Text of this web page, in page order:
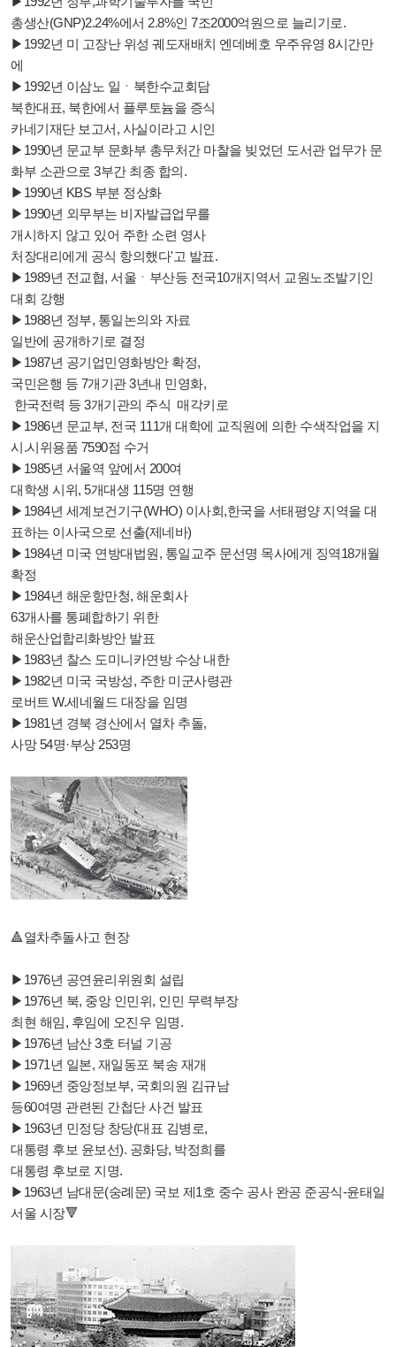
총생산(GNP)2.24%에서 2.8%인 7조2000억원으로 늘리기로.
▶1992년 미 고장난 위성 궤도재배치 엔데베호 우주유영 8시간만
에
▶1992년 이삼노 일ㆍ북한수교회담
북한대표, 북한에서 플루토늄을 증식
카네기재단 보고서, 사실이라고 시인
▶1990년 문교부 문화부 총무처간 마찰을 빚었던 도서관 업무가 문
화부 소관으로 3부간 최종 합의.
▶1990년 KBS 부분 정상화
▶1990년 외무부는 비자발급업무를
개시하지 않고 있어 주한 소련 영사
처장대리에게 공식 항의했다'고 발표.
▶1989년 전교협, 서울ㆍ부산등 전국10개지역서 교원노조발기인
대회 강행
▶1988년 정부, 통일논의와 자료
일반에 공개하기로 결정
▶1987년 공기업민영화방안 확정,
국민은행 등 7개기관 3년내 민영화,
한국전력 등 3개기관의 주식 매각키로
▶1986년 문교부, 전국 111개 대학에 교직원에 의한 수색작업을 지
시.시위용품 7590점 수거
▶1985년 서울역 앞에서 200여
대학생 시위, 5개대생 115명 연행
▶1984년 세계보건기구(WHO) 이사회,한국을 서태평양 지역을 대
표하는 이사국으로 선출(제네바)
▶1984년 미국 연방대법원, 통일교주 문선명 목사에게 징역18개월
확정
▶1984년 해운항만청, 해운회사
63개사를 통폐합하기 위한
해운산업합리화방안 발표
▶1983년 찰스 도미니카연방 수상 내한
▶1982년 미국 국방성, 주한 미군사령관
로버트 W.세네월드 대장을 임명
▶1981년 경북 경산에서 열차 추돌,
사망 54명·부상 253명
🔺️열차추돌사고 현장
▶1976년 공연윤리위원회 설립
▶1976년 북, 중앙 인민위, 인민 무력부장
최현 해임, 후임에 오진우 임명.
▶1976년 남산 3호 터널 기공
▶1971년 일본, 재일동포 북송 재개
▶1969년 중앙정보부, 국회의원 김규남
등60여명 관련된 간첩단 사건 발표
▶1963년 민정당 창당(대표 김병로,
대통령 후보 윤보선). 공화당, 박정희를
대통령 후보로 지명.
▶1963년 남대문(숭례문) 국보 제1호 중수 공사 완공 준공식-윤태일
서울 시장🔻